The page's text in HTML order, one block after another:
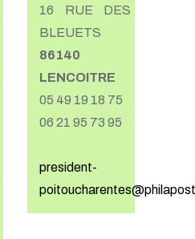
16 RUE DES
BLEUETS
86140
LENCOITRE
05 49 19 18 75
06 21 95 73 95
president-